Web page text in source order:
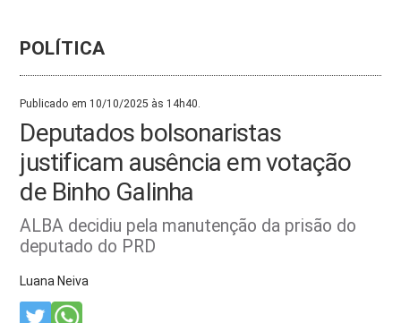
POLÍTICA
Publicado em 10/10/2025 às 14h40.
Deputados bolsonaristas
justificam ausência em votação
de Binho Galinha
ALBA decidiu pela manutenção da prisão do
deputado do PRD
Luana Neiva